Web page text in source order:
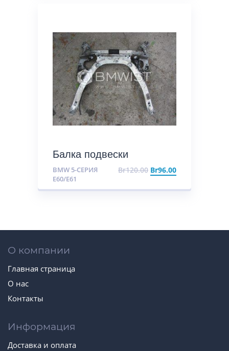
Балка подвески
передняя (подрамник)
BMW 5-СЕРИЯ
E60/E61
Br120.00 Br96.00
О компании
Главная страница
О нас
Контакты
Информация
Доставка и оплата